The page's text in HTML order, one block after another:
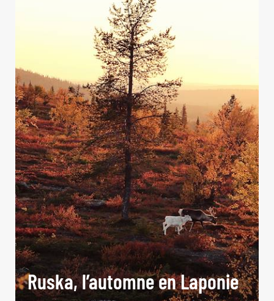
Ruska, l’automne en Laponie